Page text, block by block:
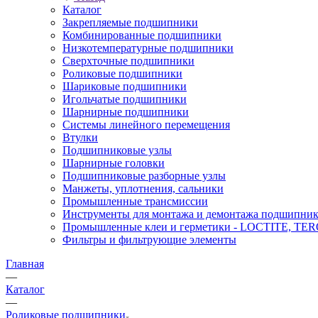
Каталог
Закрепляемые подшипники
Комбинированные подшипники
Низкотемпературные подшипники
Сверхточные подшипники
Роликовые подшипники
Шариковые подшипники
Игольчатые подшипники
Шарнирные подшипники
Системы линейного перемещения
Втулки
Подшипниковые узлы
Шарнирные головки
Подшипниковые разборные узлы
Манжеты, уплотнения, сальники
Промышленные трансмиссии
Инструменты для монтажа и демонтажа
Промышленные клеи и герметики - LOCTITE,
Фильтры и фильтрующие элементы
Главная
—
Каталог
—
Роликовые подшипники